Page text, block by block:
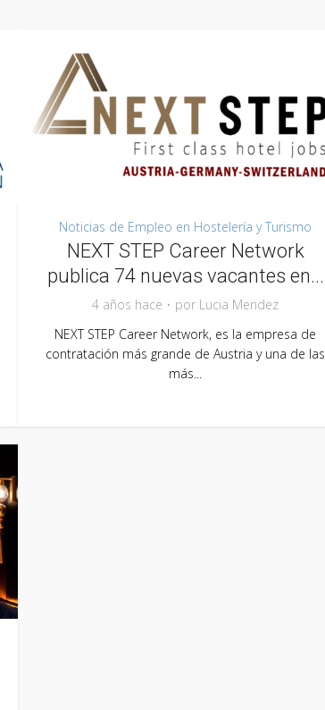
Noticias de Empleo en Hostelería y Turismo
NEXT STEP Career Network
publica 74 nuevas vacantes en...
4 años hace por Lucia Mendez
NEXT STEP Career Network, es la empresa de
contratación más grande de Austria y una de las
más...